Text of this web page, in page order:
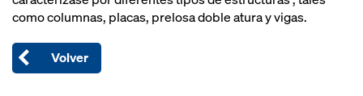
como columnas, placas, prelosa doble atura y vigas.
Volver